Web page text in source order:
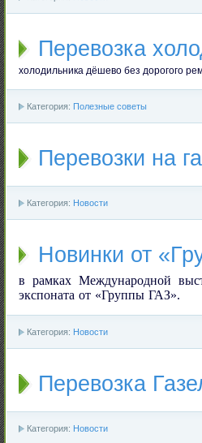
Перевозка
холодильника дёшево без дорогого
Категория: Полезные советы
Перевозки на
Категория: Новости
Новинки от
в рамках Международной
экспоната от «Группы ГАЗ».
Категория: Новости
Перевозка
Категория: Новости